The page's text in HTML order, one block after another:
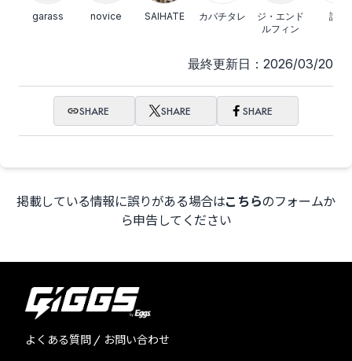
garass novice SAIHATE カバチタレ
ジ・エンド
ルフィン
讃駆
最終更新日：2026/03/20
SHARE SHARE SHARE
掲載している情報に誤りがある場合はこちらのフォームか
ら申告してください
よくある質問 / お問い合わせ